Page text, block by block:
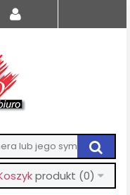
produkt (0)